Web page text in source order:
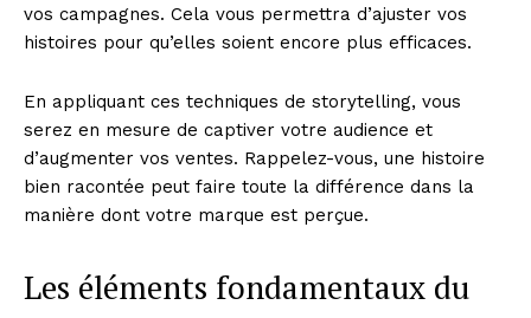
vos campagnes. Cela vous permettra d’ajuster vos
histoires pour qu’elles soient encore plus efficaces.
En appliquant ces techniques de storytelling, vous
serez en mesure de captiver votre audience et
d’augmenter vos ventes. Rappelez-vous, une histoire
bien racontée peut faire toute la différence dans la
manière dont votre marque est perçue.
Les éléments fondamentaux du